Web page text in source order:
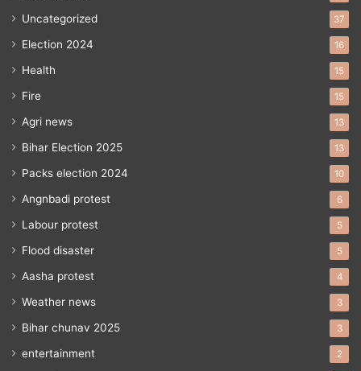
Uncategorized 37
Election 2024 16
Health 15
Fire 15
Agri news 13
Bihar Election 2025 13
Packs election 2024 10
Angnbadi protest 6
Labour protest 5
Flood disaster 5
Aasha protest 4
Weather news 3
Bihar chunav 2025 3
entertainment 2